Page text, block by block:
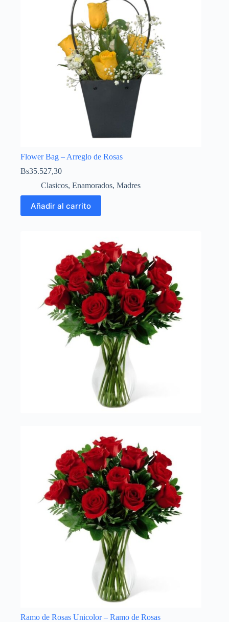
Flower Bag – Arreglo de Rosas
Bs35.527,30
Clasicos, Enamorados, Madres
Añadir al carrito
Ramo de Rosas Unicolor – Ramo de Rosas